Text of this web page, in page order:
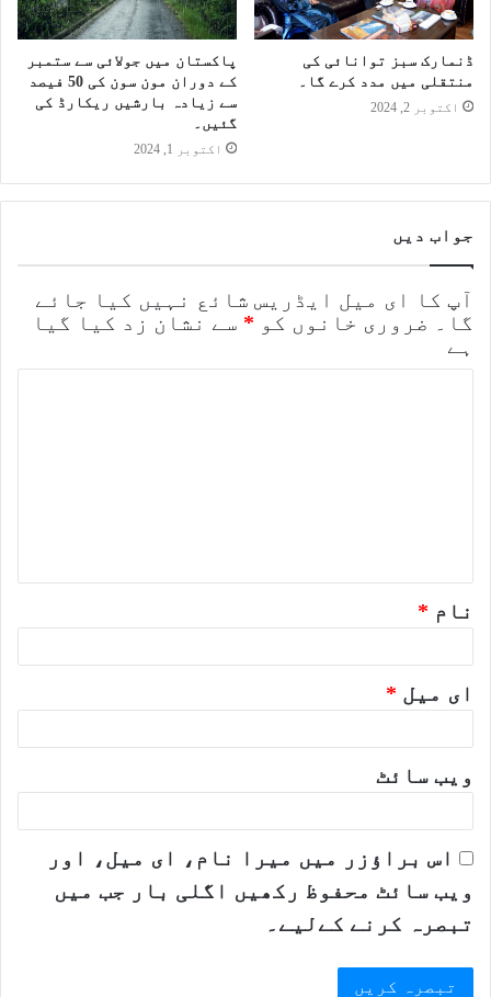
ڈنمارک سبز توانائی کی
منتقلی میں مدد کرے گا۔
اکتوبر 2, 2024
پاکستان میں جولائی سے ستمبر
کے دوران مون سون کی 50 فیصد
سے زیادہ بارشیں ریکارڈ کی
گئیں۔
اکتوبر 1, 2024
جواب دیں
آپ کا ای میل ایڈریس شائع نہیں کیا جائے
گا۔
ضروری خانوں کو * سے نشان زد کیا گیا
ہے
نام *
ای میل *
ویب‌ سائٹ
اس براؤزر میں میرا نام، ای میل، اور
ویب سائٹ محفوظ رکھیں اگلی بار جب میں
تبصرہ کرنے کےلیے۔